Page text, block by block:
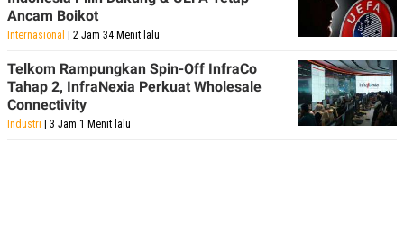
Ancam Boikot
Internasional | 2 Jam 34 Menit lalu
Telkom Rampungkan Spin-Off InfraCo
Tahap 2, InfraNexia Perkuat Wholesale
Connectivity
Industri | 3 Jam 1 Menit lalu